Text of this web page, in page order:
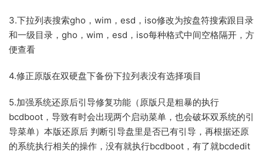
3.下拉列表搜索gho，wim，esd，iso修改为按盘符搜索跟目录
和一级目录，gho，wim，esd，iso每种格式中间空格隔开，方
便查看
4.修正原版在双硬盘下备份下拉列表没有选择项目
5.加强系统还原后引导修复功能（原版只是粗暴的执行
bcdboot，导致有时会出现两个启动菜单，也会破坏双系统的引
导菜单）本版还原后 判断引导盘里是否已有引导，再根据还原
的系统执行相关的操作，没有就执行bcdboot，有了就bcdedit